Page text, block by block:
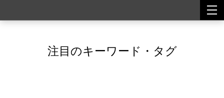
注目のキーワード・タグ